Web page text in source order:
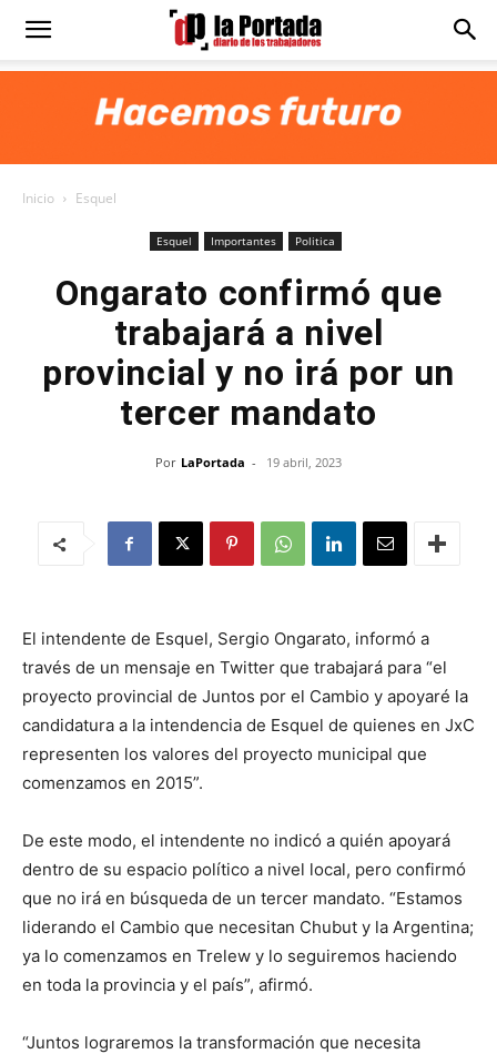
Diario
Inicio Esquel
Esquel Importantes Politica
Ongarato confirmó que
trabajará a nivel
provincial y no irá por un
tercer mandato
Por LaPortada - 19 abril, 2023
El intendente de Esquel, Sergio Ongarato, informó a
través de un mensaje en Twitter que trabajará para “el
proyecto provincial de Juntos por el Cambio y apoyaré la
candidatura a la intendencia de Esquel de quienes en JxC
representen los valores del proyecto municipal que
comenzamos en 2015”.
De este modo, el intendente no indicó a quién apoyará
dentro de su espacio político a nivel local, pero confirmó
que no irá en búsqueda de un tercer mandato. “Estamos
liderando el Cambio que necesitan Chubut y la Argentina;
ya lo comenzamos en Trelew y lo seguiremos haciendo
en toda la provincia y el país”, afirmó.
“Juntos lograremos la transformación que necesita